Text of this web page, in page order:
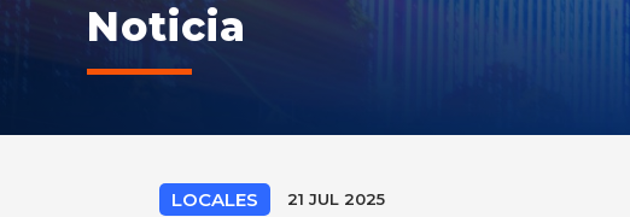
Noticia
LOCALES 21 JUL 2025